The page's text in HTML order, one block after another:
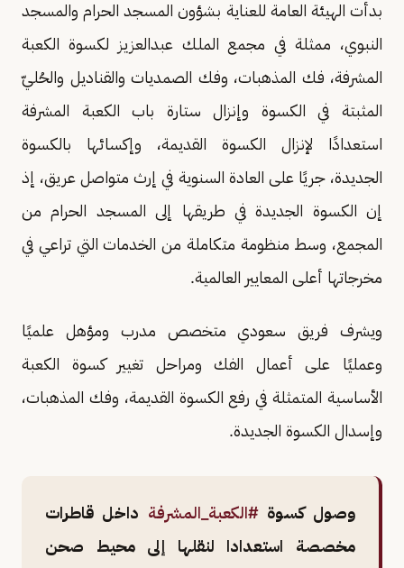
بدأت الهيئة العامة للعناية بشؤون المسجد الحرام والمسجد
النبوي، ممثلة في مجمع الملك عبدالعزيز لكسوة الكعبة
المشرفة، فك المذهبات، وفك الصمديات والقناديل والحُليّ
المثبتة في الكسوة وإنزال ستارة باب الكعبة المشرفة
استعدادًا لإنزال الكسوة القديمة، وإكسائها بالكسوة
الجديدة، جريًا على العادة السنوية في إرث متواصل عريق، إذ
إن الكسوة الجديدة في طريقها إلى المسجد الحرام من
المجمع، وسط منظومة متكاملة من الخدمات التي تراعي في
مخرجاتها أعلى المعايير العالمية.
ويشرف فريق سعودي متخصص مدرب ومؤهل علميًا
وعمليًا على أعمال الفك ومراحل تغيير كسوة الكعبة
الأساسية المتمثلة في رفع الكسوة القديمة، وفك المذهبات،
وإسدال الكسوة الجديدة.
وصول كسوة#الكعبة_المشرفة داخل قاطرات
مخصصة استعدادا لنقلها إلى محيط صحن